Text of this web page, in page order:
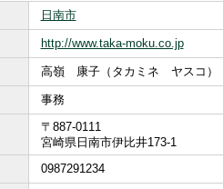
日南市
http://www.taka-moku.co.jp
高嶺 康子（タカミネ ヤスコ）
事務
〒887-0111
宮崎県日南市伊比井173-1
0987291234